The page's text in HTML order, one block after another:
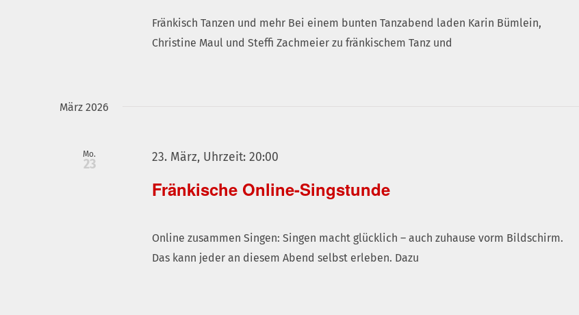
Fränkisch Tanzen und mehr Bei einem bunten Tanzabend laden Karin Bümlein,
Christine Maul und Steffi Zachmeier zu fränkischem Tanz und
März 2026
Mo.
23
Fränkische Online-Singstunde
23. März, Uhrzeit: 20:00
Online zusammen Singen: Singen macht glücklich – auch zuhause vorm Bildschirm.
Das kann jeder an diesem Abend selbst erleben. Dazu